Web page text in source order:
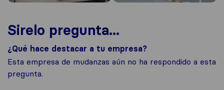
Sirelo pregunta...
¿Qué hace destacar a tu empresa?
Esta empresa de mudanzas aún no ha respondido a esta
pregunta.